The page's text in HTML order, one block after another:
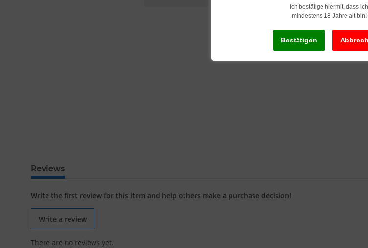
Reviews
Write the first review for this item and help others make a purchase decision!
Write a review
There are no reviews yet.
Ich bestätige hiermit, dass ich
mindestens 18 Jahre alt bin!